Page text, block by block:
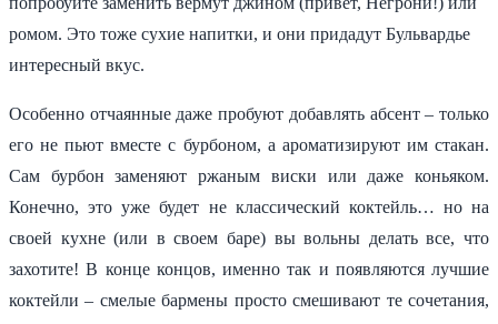
ромом. Это тоже сухие напитки, и они придадут Бульвардье
интересный вкус.
Особенно отчаянные даже пробуют добавлять абсент – только
его не пьют вместе с бурбоном, а ароматизируют им стакан.
Сам бурбон заменяют ржаным виски или даже коньяком.
Конечно, это уже будет не классический коктейль… но на
своей кухне (или в своем баре) вы вольны делать все, что
захотите! В конце концов, именно так и появляются лучшие
коктейли – смелые бармены просто смешивают те сочетания,